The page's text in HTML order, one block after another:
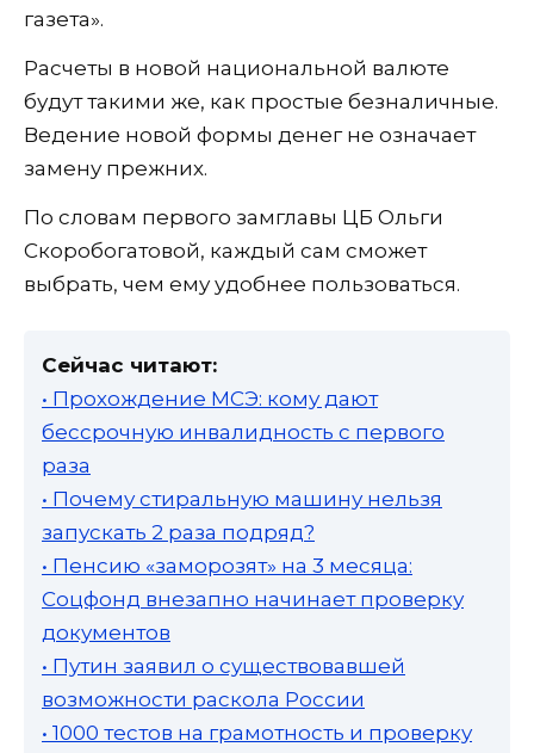
газета».
Расчеты в новой национальной валюте
будут такими же, как простые безналичные.
Ведение новой формы денег не означает
замену прежних.
По словам первого замглавы ЦБ Ольги
Скоробогатовой, каждый сам сможет
выбрать, чем ему удобнее пользоваться.
Сейчас читают:
• Прохождение МСЭ: кому дают
бессрочную инвалидность с первого
раза
• Почему стиральную машину нельзя
запускать 2 раза подряд?
• Пенсию «заморозят» на 3 месяца:
Соцфонд внезапно начинает проверку
документов
• Путин заявил о существовавшей
возможности раскола России
• 1000 тестов на грамотность и проверку